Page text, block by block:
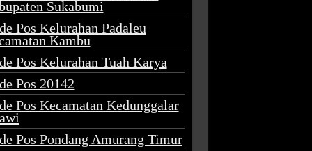
Sukabumi
Pos Kelurahan Padaleu
Kambu
Pos Kelurahan Tuah Karya
Pos 20142
Pos Kecamatan Kedunggalar
Pos Pondang Amurang Timur